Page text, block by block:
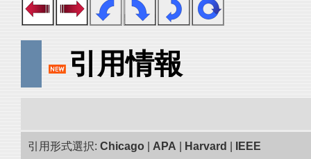
引用情報
引用形式選択: Chicago APA Harvard IEEE